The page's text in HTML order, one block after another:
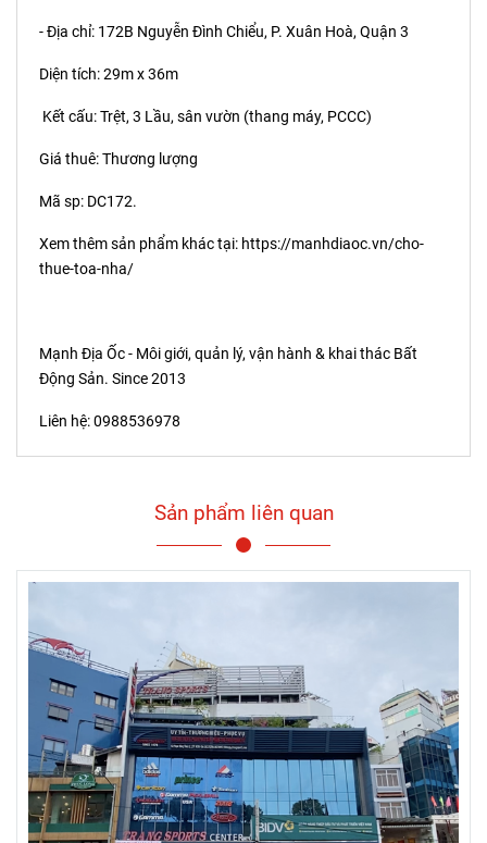
- Địa chỉ: 172B Nguyễn Đình Chiểu, P. Xuân Hoà, Quận 3
Diện tích: 29m x 36m
Kết cấu: Trệt, 3 Lầu, sân vườn (thang máy, PCCC)
Giá thuê: Thương lượng
Mã sp: DC172.
Xem thêm sản phẩm khác tại: https://manhdiaoc.vn/cho-
thue-toa-nha/
Mạnh Địa Ốc - Môi giới, quản lý, vận hành & khai thác Bất
Động Sản. Since 2013
Liên hệ: 0988536978
Sản phẩm liên quan